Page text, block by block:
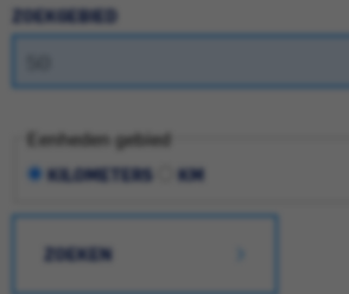
ZOEKGEBIED
Eenheden gebied
KILOMETERS KM
ZOEKEN